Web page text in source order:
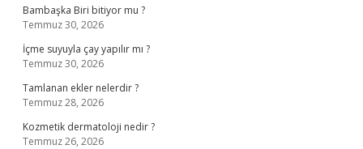
Bambaşka Biri bitiyor mu ?
Temmuz 30, 2026
İçme suyuyla çay yapılır mı ?
Temmuz 30, 2026
Tamlanan ekler nelerdir ?
Temmuz 28, 2026
Kozmetik dermatoloji nedir ?
Temmuz 26, 2026